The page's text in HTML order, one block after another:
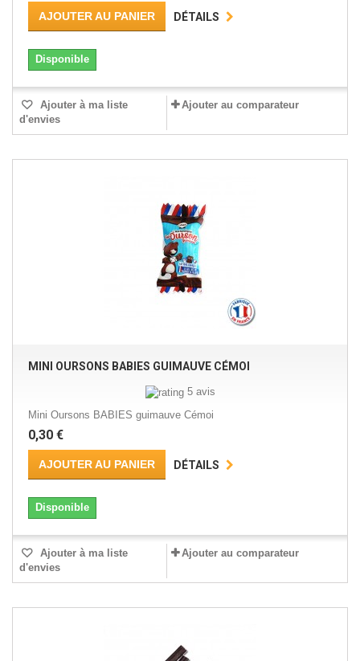
AJOUTER AU PANIER DÉTAILS
Disponible
Ajouter à ma liste
d'envies
Ajouter au comparateur
MINI OURSONS BABIES GUIMAUVE CÉMOI
5 avis
Mini Oursons BABIES guimauve Cémoi
0,30 €
AJOUTER AU PANIER DÉTAILS
Disponible
Ajouter à ma liste
d'envies
Ajouter au comparateur